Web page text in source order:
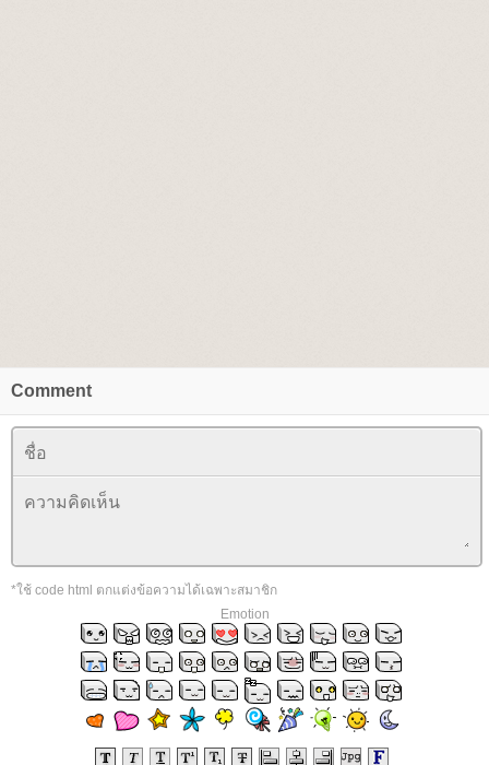
Comment
*ใช้ code html ตกแต่งข้อความได้เฉพาะสมาชิก
Emotion